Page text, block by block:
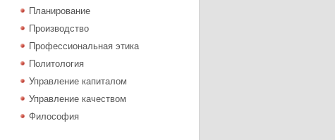
Планирование
Производство
Профессиональная этика
Политология
Управление капиталом
Управление качеством
Философия